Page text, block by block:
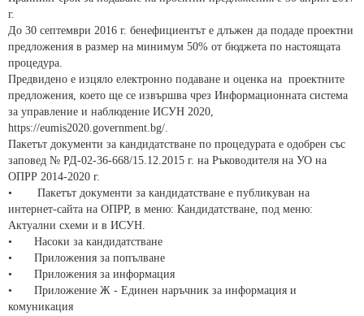
г.
До 30 септември 2016 г. бенефициентът е длъжен да подаде проектни
предложения в размер на минимум 50% от бюджета по настоящата
процедура.
Предвидено е изцяло електронно подаване и оценка на проектните
предложения, което ще се извършва чрез Информационната система
за управление и наблюдение ИСУН 2020,
https://eumis2020.government.bg/.
Пакетът документи за кандидатстване по процедурата е одобрен със
заповед № РД-02-36-668/15.12.2015 г. на Ръководителя на УО на
ОПРР 2014-2020 г.
•
Пакетът документи за кандидатстване е публикуван на
интернет-сайта на ОПРР, в меню: Кандидатстване, под меню:
Актуални схеми и в ИСУН.
•
Насоки за кандидатстване
•
Приложения за попълване
•
Приложения за информация
•
Приложение Ж - Единен наръчник за информация и
комуникация